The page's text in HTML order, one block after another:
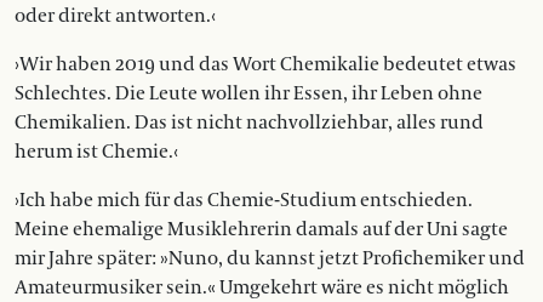
oder direkt antworten.‹
›Wir haben 2019 und das Wort Chemikalie bedeutet etwas
Schlechtes. Die Leute wollen ihr Essen, ihr Leben ohne
Chemikalien. Das ist nicht nachvollziehbar, alles rund
herum ist Chemie.‹
›Ich habe mich für das Chemie-Studium entschieden.
Meine ehemalige Musiklehrerin damals auf der Uni sagte
mir Jahre später: »Nuno, du kannst jetzt Profichemiker und
Amateurmusiker sein.« Umgekehrt wäre es nicht möglich